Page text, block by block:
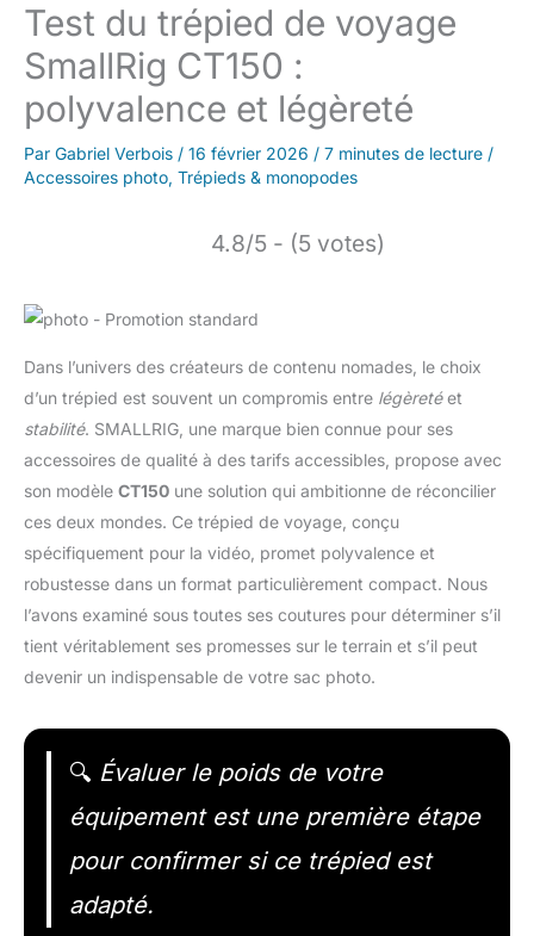
Test du trépied de voyage
SmallRig CT150 :
polyvalence et légèreté
Par Gabriel Verbois / 16 février 2026 / 7 minutes de lecture /
Accessoires photo, Trépieds & monopodes
4.8/5 - (5 votes)
Dans l’univers des créateurs de contenu nomades, le choix
d’un trépied est souvent un compromis entre légèretéet
stabilité. SMALLRIG, une marque bien connue pour ses
accessoires de qualité à des tarifs accessibles, propose avec
son modèle CT150 une solution qui ambitionne de réconcilier
ces deux mondes. Ce trépied de voyage, conçu
spécifiquement pour la vidéo, promet polyvalence et
robustesse dans un format particulièrement compact. Nous
l’avons examiné sous toutes ses coutures pour déterminer s’il
tient véritablement ses promesses sur le terrain et s’il peut
devenir un indispensable de votre sac photo.
🔍 Évaluer le poids de votre
équipement est une première étape
pour confirmer si ce trépied est
adapté.